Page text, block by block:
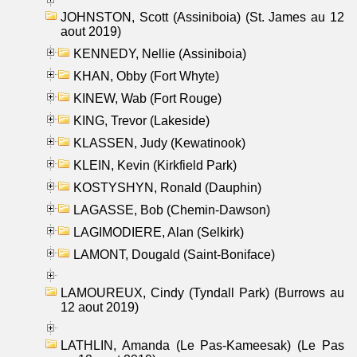
JOHNSTON, Scott (Assiniboia) (St. James au 12
aout 2019)
KENNEDY, Nellie (Assiniboia)
KHAN, Obby (Fort Whyte)
KINEW, Wab (Fort Rouge)
KING, Trevor (Lakeside)
KLASSEN, Judy (Kewatinook)
KLEIN, Kevin (Kirkfield Park)
KOSTYSHYN, Ronald (Dauphin)
LAGASSE, Bob (Chemin-Dawson)
LAGIMODIERE, Alan (Selkirk)
LAMONT, Dougald (Saint-Boniface)
LAMOUREUX, Cindy (Tyndall Park) (Burrows au
12 aout 2019)
LATHLIN, Amanda (Le Pas-Kameesak) (Le Pas